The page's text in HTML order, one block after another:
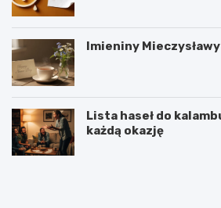
Imieniny Mieczysławy
Lista haseł do
każdą okazję